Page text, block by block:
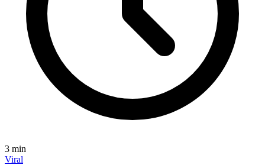
3 min
Viral